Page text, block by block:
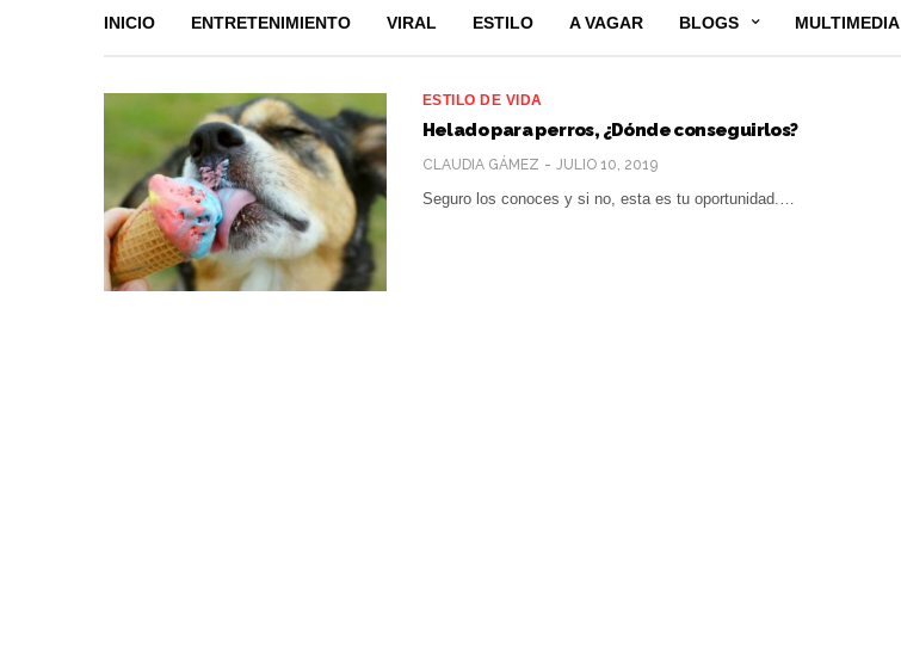
INICIO ENTRETENIMIENTO VIRAL ESTILO A VAGAR BLOGS MULTIMEDIA
ESTILO DE VIDA
Helado para perros, ¿Dónde conseguirlos?
CLAUDIA GÁMEZ JULIO 10, 2019
Seguro los conoces y si no, esta es tu oportunidad.…